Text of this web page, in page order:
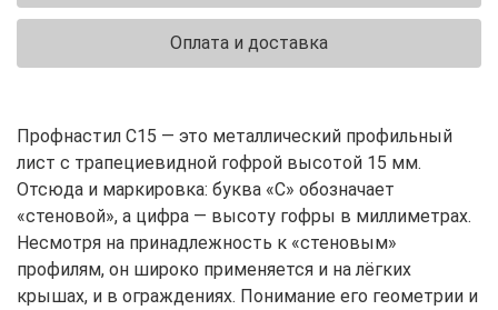
Оплата и доставка
Профнастил С15 — это металлический профильный
лист с трапециевидной гофрой высотой 15 мм.
Отсюда и маркировка: буква «С» обозначает
«стеновой», а цифра — высоту гофры в миллиметрах.
Несмотря на принадлежность к «стеновым»
профилям, он широко применяется и на лёгких
крышах, и в ограждениях. Понимание его геометрии и